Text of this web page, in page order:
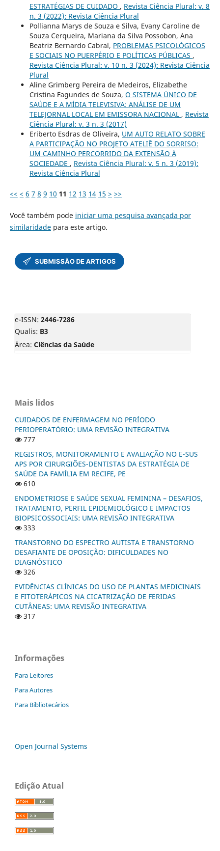
ESTRATÉGIAS DE CUIDADO , Revista Ciência Plural: v. 8
n. 3 (2022): Revista Ciência Plural
Pollianna Marys de Souza e Silva, Evany Caroline de
Souza Cerqueira, Mariana da Silva Possobon, Ana
Beatriz Bernardo Cabral, PROBLEMAS PSICOLÓGICOS
E SOCIAIS NO PUERPÉRIO E POLÍTICAS PÚBLICAS ,
Revista Ciência Plural: v. 10 n. 3 (2024): Revista Ciência
Plural
Aline Grimberg Pereira de Medeiros, Elizabethe
Cristina Fagundes de Souza, O SISTEMA ÚNICO DE
SAÚDE E A MÍDIA TELEVISIVA: ANÁLISE DE UM
TELEJORNAL LOCAL EM EMISSORA NACIONAL , Revista
Ciência Plural: v. 3 n. 3 (2017)
Eriberto Esdras de Oliveira, UM AUTO RELATO SOBRE
A PARTICIPAÇÃO NO PROJETO ATELIÊ DO SORRISO:
UM CAMINHO PERCORRIDO DA EXTENSÃO À
SOCIEDADE , Revista Ciência Plural: v. 5 n. 3 (2019):
Revista Ciência Plural
<< < 6 7 8 9 10 11 12 13 14 15 > >>
Você também pode iniciar uma pesquisa avançada por
similaridadepara este artigo.
e-ISSN: 2446-7286
Qualis: B3
Área: Ciências da Saúde
Mais lidos
CUIDADOS DE ENFERMAGEM NO PERÍODO
PERIOPERATÓRIO: UMA REVISÃO INTEGRATIVA
777
REGISTROS, MONITORAMENTO E AVALIAÇÃO NO E-SUS
APS POR CIRURGIÕES-DENTISTAS DA ESTRATÉGIA DE
SAÚDE DA FAMÍLIA EM RECIFE, PE
610
ENDOMETRIOSE E SAÚDE SEXUAL FEMININA – DESAFIOS,
TRATAMENTO, PERFIL EPIDEMIOLÓGICO E IMPACTOS
BIOPSICOSSOCIAIS: UMA REVISÃO INTEGRATIVA
333
TRANSTORNO DO ESPECTRO AUTISTA E TRANSTORNO
DESAFIANTE DE OPOSIÇÃO: DIFICULDADES NO
DIAGNÓSTICO
326
EVIDÊNCIAS CLÍNICAS DO USO DE PLANTAS MEDICINAIS
E FITOTERÁPICOS NA CICATRIZAÇÃO DE FERIDAS
CUTÂNEAS: UMA REVISÃO INTEGRATIVA
317
Informações
Para Leitores
Para Autores
Para Bibliotecários
Open Journal Systems
Edição Atual